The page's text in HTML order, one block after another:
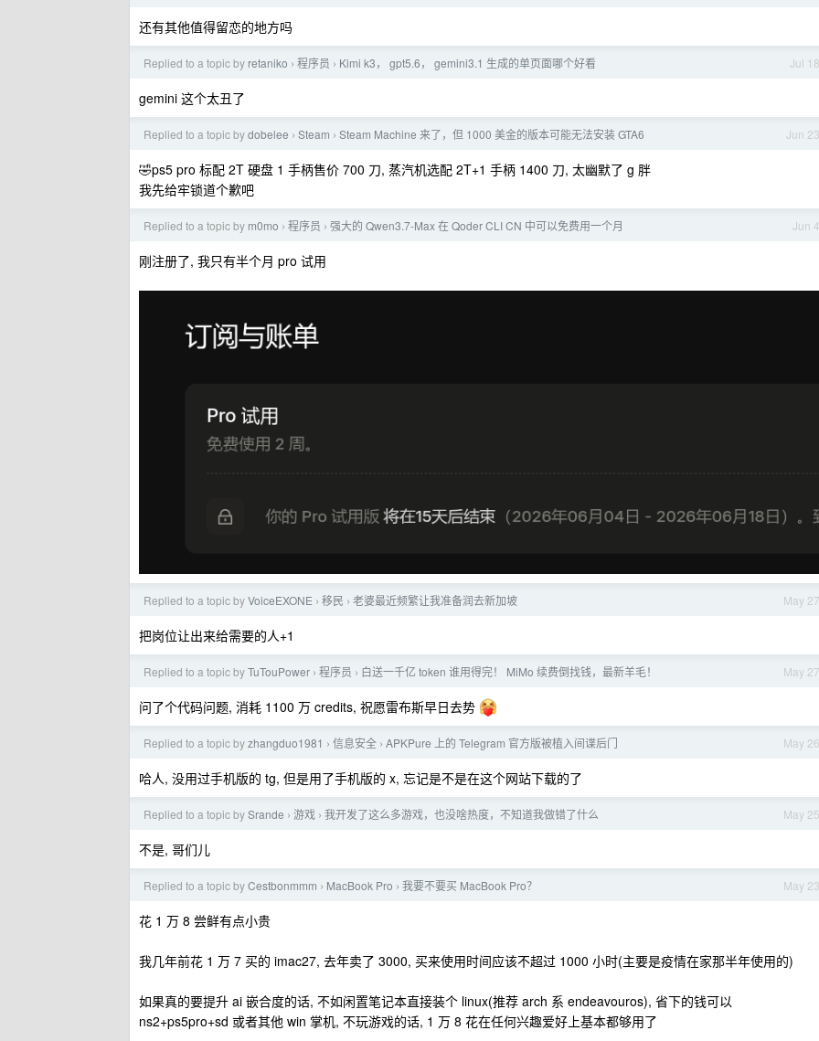
还有其他值得留恋的地方吗
Jul 18
Replied to a topic by retaniko › 程序员 › Kimi k3， gpt5.6， gemini3.1 生成的单页面哪个好看
gemini 这个太丑了
Jun 23
Replied to a topic bydobelee › Steam › Steam Machine 来了，但 1000 美金的版本可能无法安装 GTA6
🤣ps5 pro 标配 2T 硬盘 1 手柄售价 700 刀, 蒸汽机选配 2T+1 手柄 1400 刀, 太幽默了 g 胖
我先给牢锁道个歉吧
Jun 4
Replied to a topic by m0mo › 程序员 › 强大的 Qwen3.7-Max 在 Qoder CLI CN 中可以免费用一个月
刚注册了, 我只有半个月 pro 试用
May 27
Replied to a topic byVoiceEXONE › 移民 › 老婆最近频繁让我准备润去新加坡
把岗位让出来给需要的人+1
May 27
Replied to a topic byTuTouPower › 程序员 › 白送一千亿 token 谁用得完！ MiMo 续费倒找钱，最新羊毛！
问了个代码问题, 消耗 1100 万 credits, 祝愿雷布斯早日去势
May 26
Replied to a topic byzhangduo1981 › 信息安全 › APKPure 上的 Telegram 官方版被植入间谍后门
哈人, 没用过手机版的 tg, 但是用了手机版的 x, 忘记是不是在这个网站下载的了
May 25
Replied to a topic bySrande › 游戏 › 我开发了这么多游戏，也没啥热度，不知道我做错了什么
不是, 哥们儿
May 23
Replied to a topic byCestbonmmm › MacBook Pro › 我要不要买 MacBook Pro？
花 1 万 8 尝鲜有点小贵
我几年前花 1 万 7 买的 imac27, 去年卖了 3000, 买来使用时间应该不超过 1000 小时(主要是疫情在家那半年使用的)
如果真的要提升 ai 嵌合度的话, 不如闲置笔记本直接装个 linux(推荐 arch 系 endeavouros), 省下的钱可以
ns2+ps5pro+sd 或者其他 win 掌机, 不玩游戏的话, 1 万 8 花在任何兴趣爱好上基本都够用了